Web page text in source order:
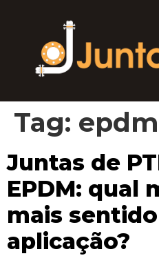
Tag: epdm
Juntas de
EPDM: qual
mais
aplicação?